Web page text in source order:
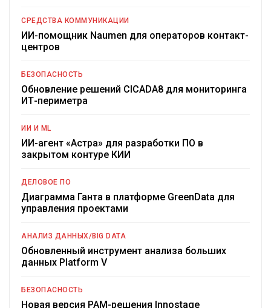
СРЕДСТВА КОММУНИКАЦИИ
ИИ-помощник Naumen для операторов контакт-
центров
БЕЗОПАСНОСТЬ
Обновление решений CICADA8 для мониторинга
ИТ-периметра
ИИ И ML
ИИ-агент «Астра» для разработки ПО в
закрытом контуре КИИ
ДЕЛОВОЕ ПО
Диаграмма Ганта в платформе GreenData для
управления проектами
АНАЛИЗ ДАННЫХ/BIG DATA
Обновленный инструмент анализа больших
данных Platform V
БЕЗОПАСНОСТЬ
Новая версия PAM-решения Innostage